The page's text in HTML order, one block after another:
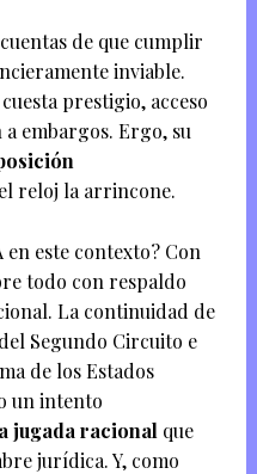
de que cumplir
inviable.
prestigio, acceso
embargos. Ergo, su
reloj la arrincone.
en este contexto? Con
todo con respaldo
La continuidad de
Segundo Circuito e
de los Estados
un intento
jugada racional que
jurídica. Y, como